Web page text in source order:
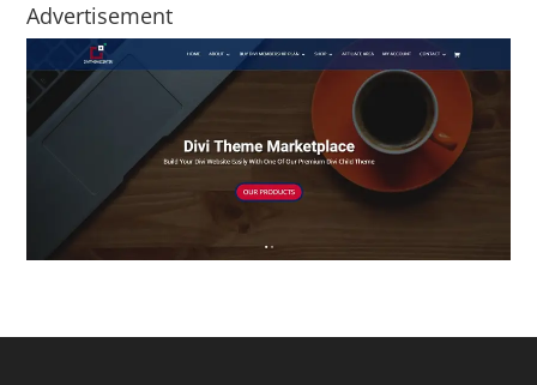
Advertisement